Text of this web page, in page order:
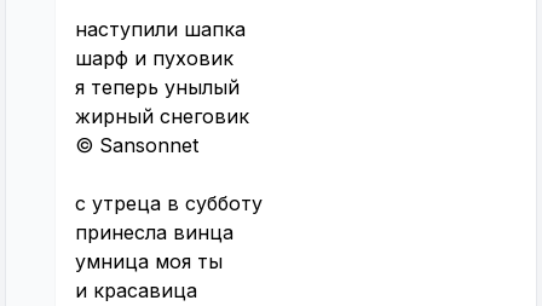
наступили шапка
шарф и пуховик
я теперь унылый
жирный снеговик
© Sansonnet
с утреца в субботу
принесла винца
умница моя ты
и красавица